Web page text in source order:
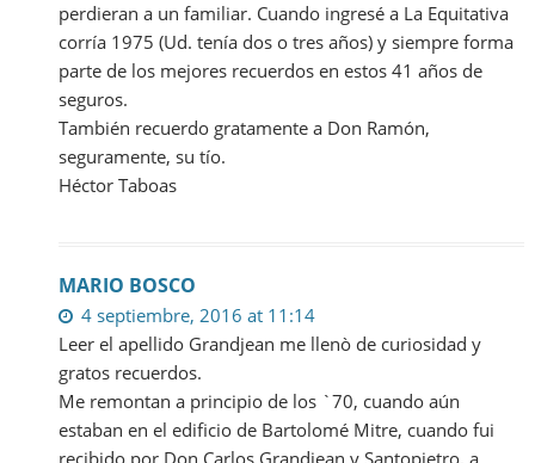
perdieran a un familiar. Cuando ingresé a La Equitativa
corría 1975 (Ud. tenía dos o tres años) y siempre forma
parte de los mejores recuerdos en estos 41 años de
seguros.
También recuerdo gratamente a Don Ramón,
seguramente, su tío.
Héctor Taboas
MARIO BOSCO
4 septiembre, 2016 at 11:14
Leer el apellido Grandjean me llenò de curiosidad y
gratos recuerdos.
Me remontan a principio de los `70, cuando aún
estaban en el edificio de Bartolomé Mitre, cuando fui